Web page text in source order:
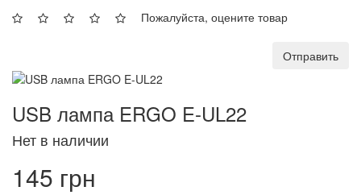
Пожалуйста, оцените товар
Отправить
USB лампа ERGO E-UL22
Нет в наличии
145 грн